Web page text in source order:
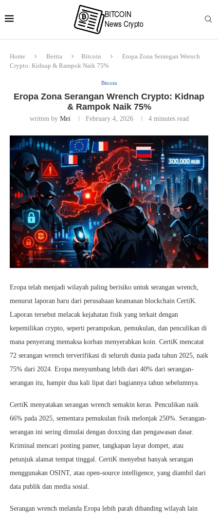
Home Berita Bitcoin
Eropa Zona Serangan Wrench
Crypto: Kidnap & Rampok Naik 75%
Bitcoin
Eropa Zona Serangan Wrench Crypto: Kidnap
& Rampok Naik 75%
written by Mei February 4, 2026 4 minutes read
Eropa telah menjadi wilayah paling berisiko untuk serangan wrench,
menurut laporan baru dari perusahaan keamanan blockchain CertiK.
Laporan tersebut melacak kejahatan fisik yang terkait dengan
kepemilikan crypto, seperti perampokan, pemukulan, dan penculikan di
mana penyerang memaksa korban menyerahkan koin. CertiK mencatat
72 serangan wrench terverifikasi di seluruh dunia pada tahun 2025, naik
75% dari 2024. Eropa menyumbang lebih dari 40% dari serangan-
serangan itu, hampir dua kali lipat dari bagiannya tahun sebelumnya.
CertiK menyatakan serangan wrench semakin keras. Penculikan naik
66% pada 2025, sementara pemukulan fisik melonjak 250%. Serangan-
serangan ini sering dimulai dengan doxxing dan pengawasan dasar.
Kriminal mencari posting pamer, tangkapan layar dompet, atau
petunjuk alamat tempat tinggal. CertiK menyebut banyak serangan
menggunakan OSINT, atau open-source intelligence, yang diambil dari
data publik dan media sosial.
Serangan wrench melanda Eropa lebih parah dibanding wilayah lain